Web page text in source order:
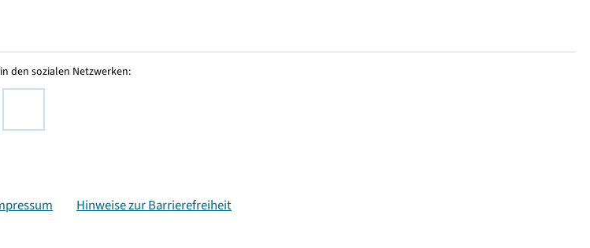
den sozialen Netzwerken:
Hinweise zur Barrierefreiheit